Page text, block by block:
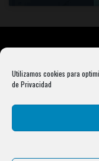
Utilizamos cookies para
de Privacidad
Rebel Barbell S.L.